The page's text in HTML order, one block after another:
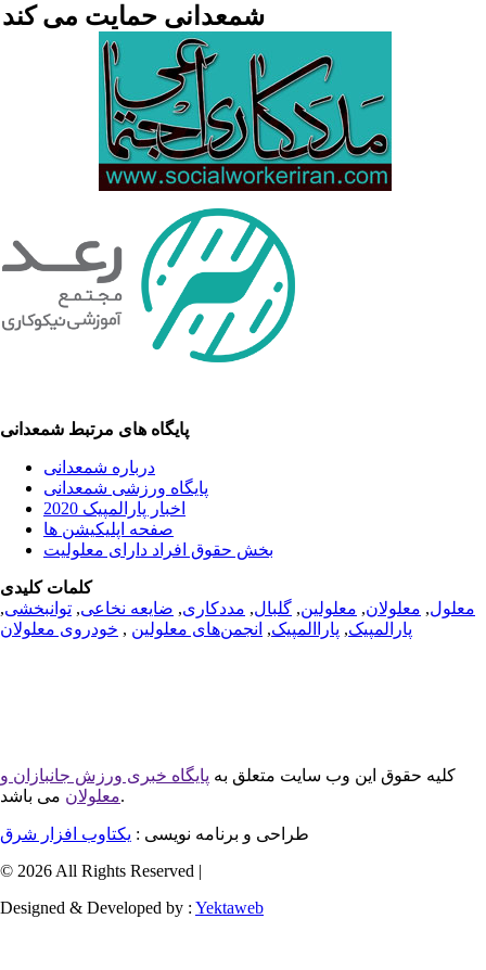
شمعدانی حمایت می کند
پایگاه های مرتبط شمعدانی
درباره شمعدانی
پایگاه ورزشی شمعدانی
اخبار پارالمپیک 2020
صفحه اپلیکیشن ها
بخش حقوق افراد دارای معلولیت
کلمات کلیدی
معلول, معلولان, معلولین, گلبال, مددکاری, ضایعه نخاعی, توانبخشی,
پارالمپیک, پاراالمپیک, انجمن‌های معلولین , خودروی معلولان
کلیه حقوق این وب سایت متعلق به پایگاه خبری ورزش جانبازان و
معلولانمی باشد.
طراحی و برنامه نویسی : یکتاوب افزار شرق
© 2026 All Rights Reserved |
Designed & Developed by : Yektaweb